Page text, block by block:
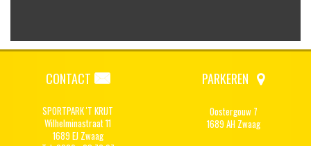
CONTACT
SPORTPARK 'T KRIJT
Wilhelminastraat 11
1689 EJ Zwaag
PARKEREN
Oostergouw 7
1689 AH Zwaag